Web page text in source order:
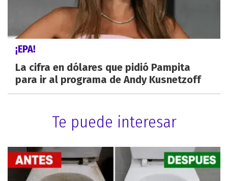
¡EPA!
La cifra en dólares que pidió Pampita
para ir al programa de Andy Kusnetzoff
Te puede interesar